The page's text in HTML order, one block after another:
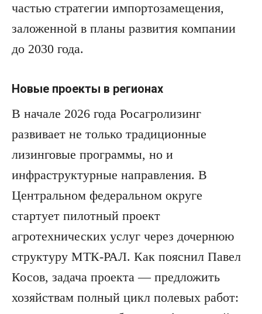
частью стратегии импортозамещения,
заложенной в планы развития компании
до 2030 года.
Новые проекты в регионах
В начале 2026 года Росагролизинг
развивает не только традиционные
лизинговые программы, но и
инфраструктурные направления. В
Центральном федеральном округе
стартует пилотный проект
агротехнических услуг через дочернюю
структуру МТК-РАЛ. Как пояснил Павел
Косов, задача проекта — предложить
хозяйствам полный цикл полевых работ: